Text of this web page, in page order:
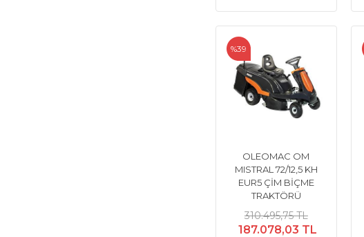
OLEOMAC OM
MISTRAL 72/12,5 KH
EUR5 ÇİM BİÇME
TRAKTÖRÜ
310.495,75 TL
187.078,03 TL
%39